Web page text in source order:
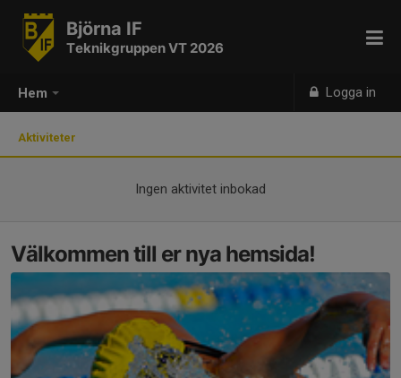
Hem Logga in
Björna IF
Teknikgruppen VT 2026
Aktiviteter
Ingen aktivitet inbokad
Välkommen till er nya hemsida!